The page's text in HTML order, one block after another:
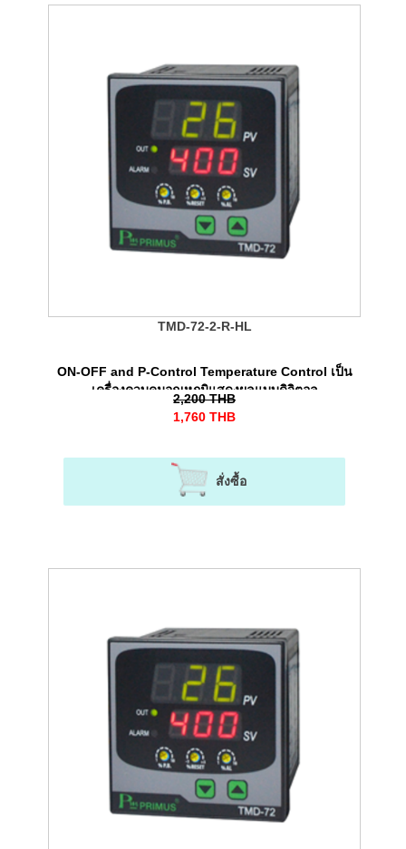
TMD-72-2-R-HL
ON-OFF and P-Control Temperature Control เป็น
เครื่องควบคุมอุณหภูมิแสดงผลแบบดิจิตอล
2,200 THB
1,760 THB
สั่งซื้อ